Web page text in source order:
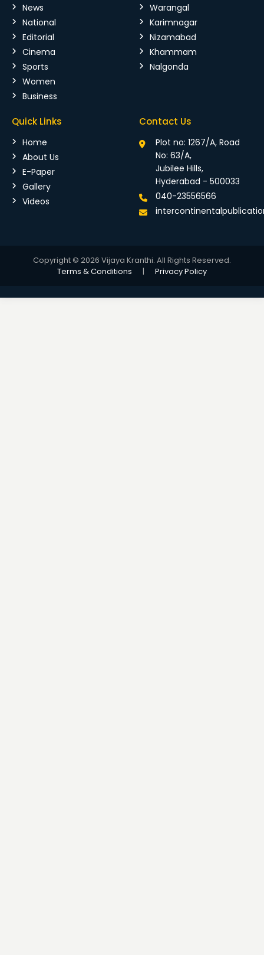
News
National
Editorial
Cinema
Sports
Women
Business
Warangal
Karimnagar
Nizamabad
Khammam
Nalgonda
Quick Links
Home
About Us
E-Paper
Gallery
Videos
Contact Us
Plot no: 1267/A, Road
No: 63/A,
Jubilee Hills,
Hyderabad - 500033
040-23556566
Copyright © 2026 Vijaya Kranthi. All Rights Reserved.
Terms & Conditions
| Privacy Policy